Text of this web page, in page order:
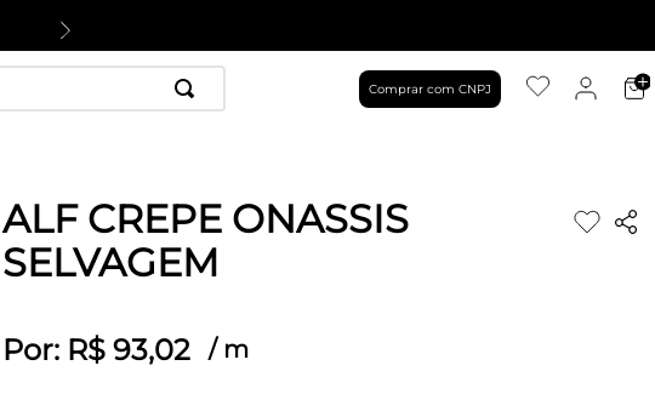
Comprar com CNPJ
ALF CREPE ONASSIS
SELVAGEM
Por: R$ 93,02 / m